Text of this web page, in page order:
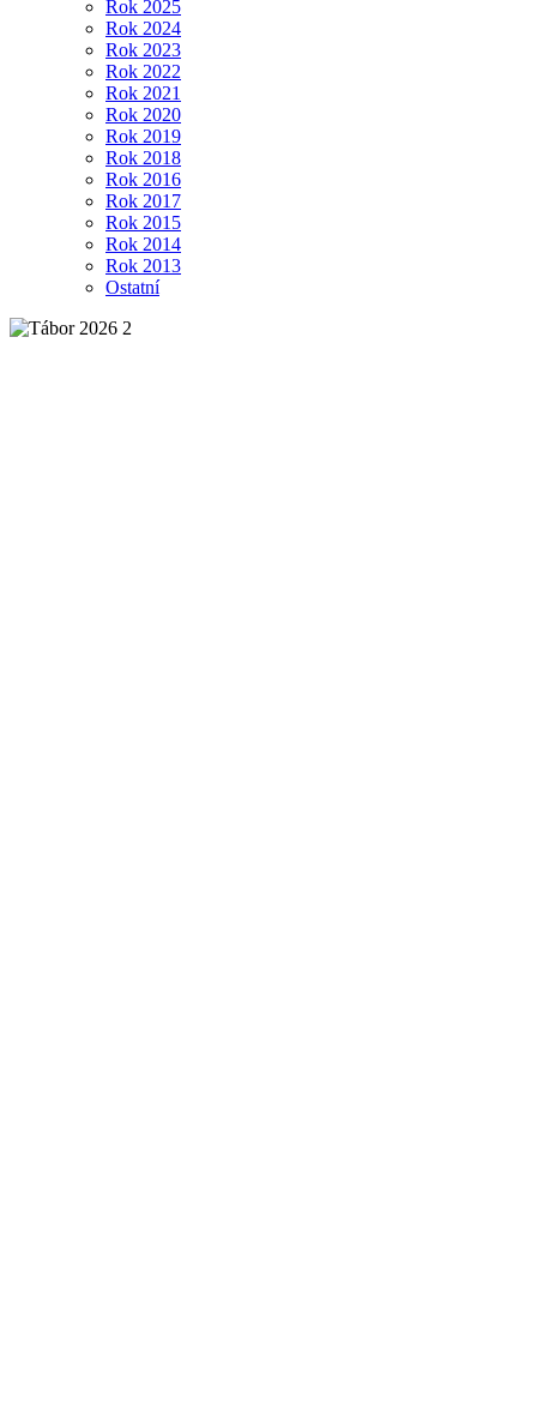
Rok 2025
Rok 2024
Rok 2023
Rok 2022
Rok 2021
Rok 2020
Rok 2019
Rok 2018
Rok 2016
Rok 2017
Rok 2015
Rok 2014
Rok 2013
Ostatní